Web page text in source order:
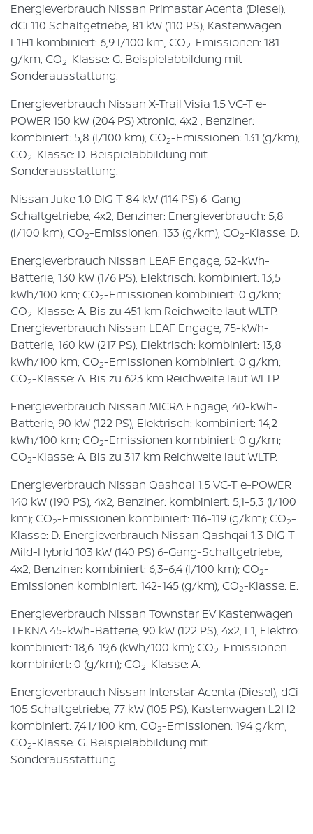
Energieverbrauch Nissan Primastar Acenta (Diesel),
dCi 110 Schaltgetriebe, 81 kW (110 PS), Kastenwagen
L1H1 kombiniert: 6,9 l/100 km, CO2-Emissionen: 181
g/km, CO2-Klasse: G. Beispielabbildung mit
Sonderausstattung.
Energieverbrauch Nissan X-Trail Visia 1.5 VC-T e-
POWER 150 kW (204 PS) Xtronic, 4x2 , Benziner:
kombiniert: 5,8 (l/100 km); CO2-Emissionen: 131 (g/km);
CO2-Klasse: D. Beispielabbildung mit
Sonderausstattung.
Nissan Juke 1.0 DIG-T 84 kW (114 PS) 6-Gang
Schaltgetriebe, 4x2, Benziner: Energieverbrauch: 5,8
(l/100 km); CO2-Emissionen: 133 (g/km); CO2-Klasse: D.
Energieverbrauch Nissan LEAF Engage, 52-kWh-
Batterie, 130 kW (176 PS), Elektrisch: kombiniert: 13,5
kWh/100 km; CO2-Emissionen kombiniert: 0 g/km;
CO2-Klasse: A. Bis zu 451 km Reichweite laut WLTP.
Energieverbrauch Nissan LEAF Engage, 75-kWh-
Batterie, 160 kW (217 PS), Elektrisch: kombiniert: 13,8
kWh/100 km; CO2-Emissionen kombiniert: 0 g/km;
CO2-Klasse: A. Bis zu 623 km Reichweite laut WLTP.
Energieverbrauch Nissan MICRA Engage, 40-kWh-
Batterie, 90 kW (122 PS), Elektrisch: kombiniert: 14,2
kWh/100 km; CO2-Emissionen kombiniert: 0 g/km;
CO2-Klasse: A. Bis zu 317 km Reichweite laut WLTP.
Energieverbrauch Nissan Qashqai 1.5 VC-T e-POWER
140 kW (190 PS), 4x2, Benziner: kombiniert: 5,1-5,3 (l/100
km); CO2-Emissionen kombiniert: 116-119 (g/km); CO2-
Klasse: D. Energieverbrauch Nissan Qashqai 1.3 DIG-T
Mild-Hybrid 103 kW (140 PS) 6-Gang-Schaltgetriebe,
4x2, Benziner: kombiniert: 6,3-6,4 (l/100 km); CO2-
Emissionen kombiniert: 142-145 (g/km); CO2-Klasse: E.
Energieverbrauch Nissan Townstar EV Kastenwagen
TEKNA 45-kWh-Batterie, 90 kW (122 PS), 4x2, L1, Elektro:
kombiniert: 18,6-19,6 (kWh/100 km); CO2-Emissionen
kombiniert: 0 (g/km); CO2-Klasse: A.
Energieverbrauch Nissan Interstar Acenta (Diesel), dCi
105 Schaltgetriebe, 77 kW (105 PS), Kastenwagen L2H2
kombiniert: 7,4 l/100 km, CO2-Emissionen: 194 g/km,
CO2-Klasse: G. Beispielabbildung mit
Sonderausstattung.